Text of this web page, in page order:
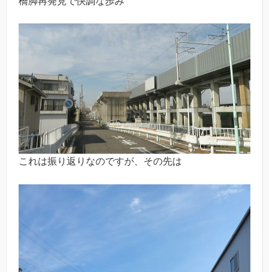
これは振り返りなのですが、その先は